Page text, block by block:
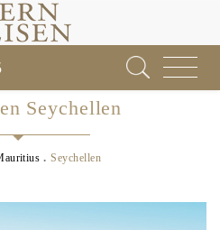
Toggle
Seychellen
Seychellen